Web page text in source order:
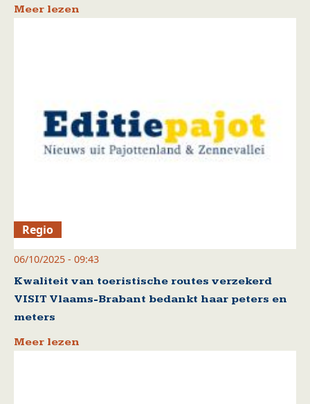
Meer lezen
Regio
06/10/2025 - 09:43
Kwaliteit van toeristische routes verzekerd
VISIT Vlaams-Brabant bedankt haar peters en
meters
Meer lezen